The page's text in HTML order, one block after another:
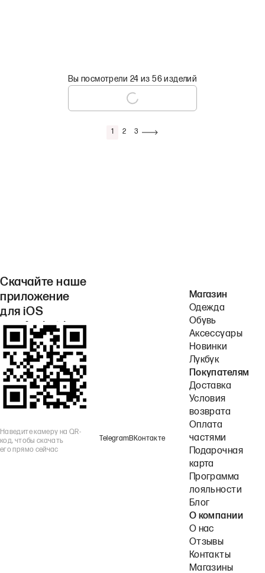
Вы посмотрели 24 из 56 изделий
1 2 3
Скачайте наше
приложение
для iOS
или Android.
Наведите камеру на QR-
код, чтобы скачать
его прямо сейчас
TelegramВКонтакте
Магазин
Одежда
Обувь
Аксессуары
Новинки
Лукбук
Покупателям
Доставка
Условия
возврата
Оплата
частями
Подарочная
карта
Программа
лояльности
Блог
О компании
О нас
Отзывы
Контакты
Магазины